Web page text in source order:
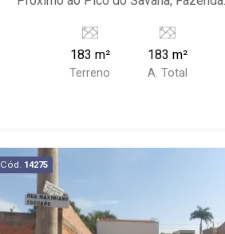
Futebol Clube, Pacer Academia I9,
Supermercado Amaral entre outros.
183 m²
Terreno
183 m²
A. Total
Cód. 14275